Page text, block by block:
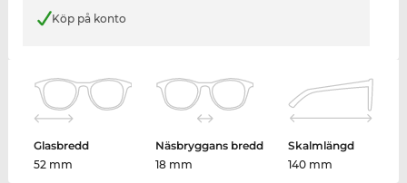
Köp på konto
Glasbredd
52 mm
Näsbryggans bredd
18 mm
Skalmlängd
140 mm